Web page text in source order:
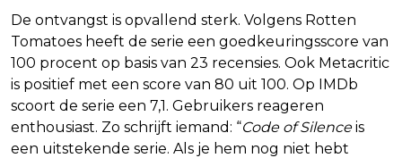
De ontvangst is opvallend sterk. Volgens Rotten
Tomatoes heeft de serie een goedkeuringsscore van
100 procent op basis van 23 recensies. Ook Metacritic
is positief met een score van 80 uit 100. Op IMDb
scoort de serie een 7,1. Gebruikers reageren
enthousiast. Zo schrijft iemand: “Code of Silenceis
een uitstekende serie. Als je hem nog niet hebt